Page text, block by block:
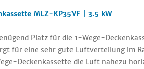
MLZ-KP35VF | 3.5 kW
Platz für die 1-Wege-
für eine sehr gute Luftverteilung im
Deckenkassette die Luft nahezu